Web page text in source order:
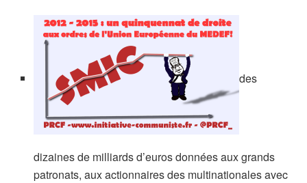
des
dizaines de milliards d’euros données aux grands
patronats, aux actionnaires des multinationales avec